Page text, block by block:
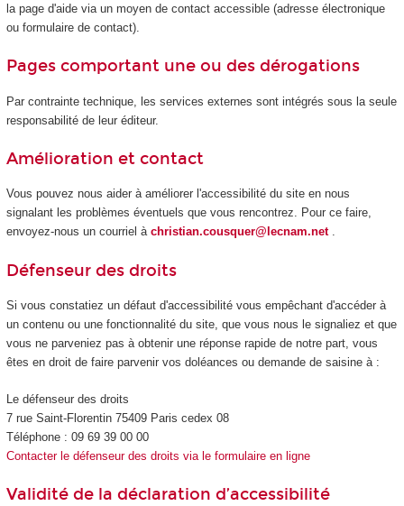
la page d'aide via un moyen de contact accessible (adresse électronique
ou formulaire de contact).
Pages comportant une ou des dérogations
Par contrainte technique, les services externes sont intégrés sous la seule
responsabilité de leur éditeur.
Amélioration et contact
Vous pouvez nous aider à améliorer l'accessibilité du site en nous
signalant les problèmes éventuels que vous rencontrez. Pour ce faire,
envoyez-nous un courriel à christian.cousquer@lecnam.net .
Défenseur des droits
Si vous constatiez un défaut d'accessibilité vous empêchant d'accéder à
un contenu ou une fonctionnalité du site, que vous nous le signaliez et que
vous ne parveniez pas à obtenir une réponse rapide de notre part, vous
êtes en droit de faire parvenir vos doléances ou demande de saisine à :
Le défenseur des droits
7 rue Saint-Florentin 75409 Paris cedex 08
Téléphone : 09 69 39 00 00
Contacter le défenseur des droits via le formulaire en ligne
Validité de la déclaration d’accessibilité